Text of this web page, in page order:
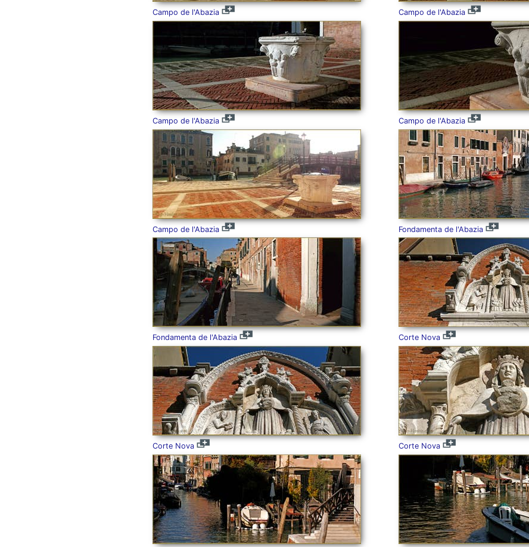
Campo de l'Abazia Campo de l'Abazia
Campo de l'Abazia Campo de l'Abazia
Campo de l'Abazia Fondamenta de l'Abazia
Fondamenta de l'Abazia Corte Nova
Corte Nova Corte Nova